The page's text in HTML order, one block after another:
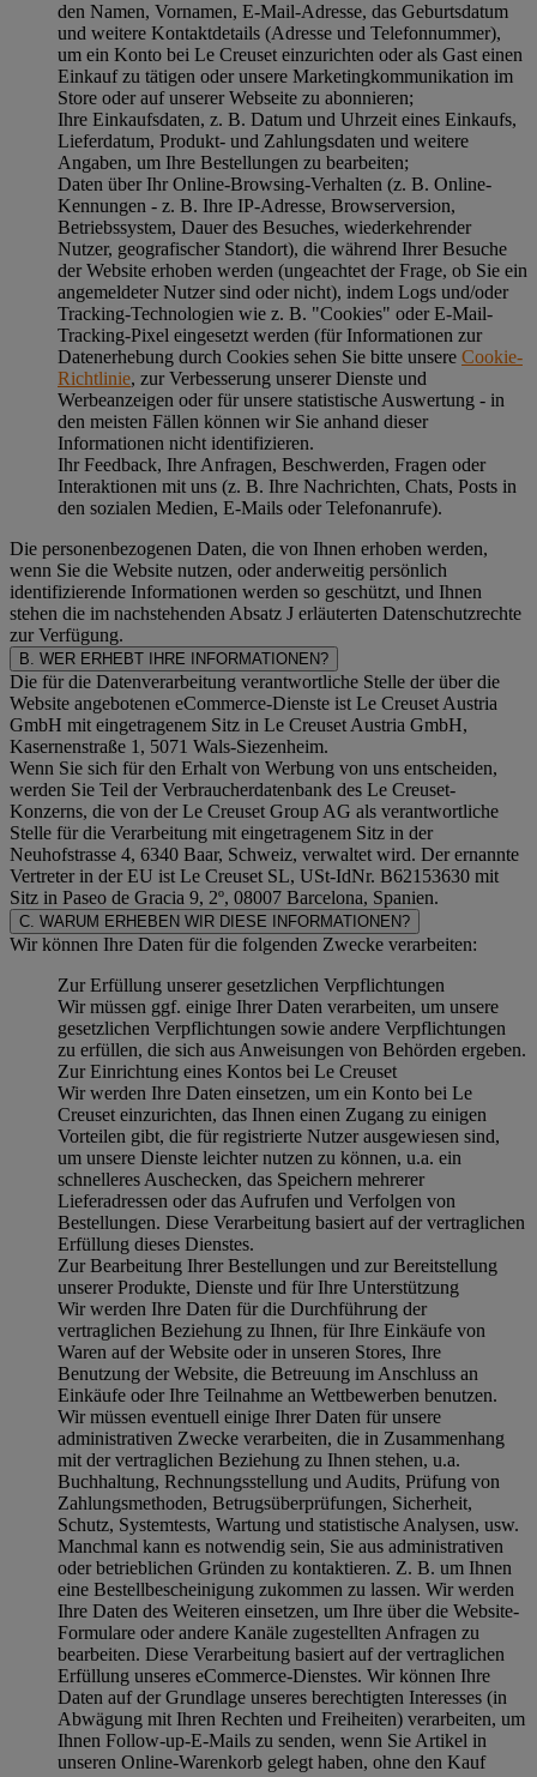
den Namen, Vornamen, E-Mail-Adresse, das Geburtsdatum
und weitere Kontaktdetails (Adresse und Telefonnummer),
um ein Konto bei Le Creuset einzurichten oder als Gast einen
Einkauf zu tätigen oder unsere Marketingkommunikation im
Store oder auf unserer Webseite zu abonnieren;
Ihre Einkaufsdaten, z. B. Datum und Uhrzeit eines Einkaufs,
Lieferdatum, Produkt- und Zahlungsdaten und weitere
Angaben, um Ihre Bestellungen zu bearbeiten;
Daten über Ihr Online-Browsing-Verhalten (z. B. Online-
Kennungen - z. B. Ihre IP-Adresse, Browserversion,
Betriebssystem, Dauer des Besuches, wiederkehrender
Nutzer, geografischer Standort), die während Ihrer Besuche
der Website erhoben werden (ungeachtet der Frage, ob Sie ein
angemeldeter Nutzer sind oder nicht), indem Logs und/oder
Tracking-Technologien wie z. B. "Cookies" oder E-Mail-
Tracking-Pixel eingesetzt werden (für Informationen zur
Datenerhebung durch Cookies sehen Sie bitte unsere Cookie-
Richtlinie, zur Verbesserung unserer Dienste und
Werbeanzeigen oder für unsere statistische Auswertung - in
den meisten Fällen können wir Sie anhand dieser
Informationen nicht identifizieren.
Ihr Feedback, Ihre Anfragen, Beschwerden, Fragen oder
Interaktionen mit uns (z. B. Ihre Nachrichten, Chats, Posts in
den sozialen Medien, E-Mails oder Telefonanrufe).
Die personenbezogenen Daten, die von Ihnen erhoben werden,
wenn Sie die Website nutzen, oder anderweitig persönlich
identifizierende Informationen werden so geschützt, und Ihnen
stehen die im nachstehenden Absatz J erläuterten Datenschutzrechte
zur Verfügung.
B. WER ERHEBT IHRE INFORMATIONEN?
Die für die Datenverarbeitung verantwortliche Stelle der über die
Website angebotenen eCommerce-Dienste ist Le Creuset Austria
GmbH mit eingetragenem Sitz in Le Creuset Austria GmbH,
Kasernenstraße 1, 5071 Wals-Siezenheim.
Wenn Sie sich für den Erhalt von Werbung von uns entscheiden,
werden Sie Teil der Verbraucherdatenbank des Le Creuset-
Konzerns, die von der Le Creuset Group AG als verantwortliche
Stelle für die Verarbeitung mit eingetragenem Sitz in der
Neuhofstrasse 4, 6340 Baar, Schweiz, verwaltet wird. Der ernannte
Vertreter in der EU ist Le Creuset SL, USt-IdNr. B62153630 mit
Sitz in Paseo de Gracia 9, 2º, 08007 Barcelona, Spanien.
C. WARUM ERHEBEN WIR DIESE INFORMATIONEN?
Wir können Ihre Daten für die folgenden Zwecke verarbeiten:
Zur Erfüllung unserer gesetzlichen Verpflichtungen
Wir müssen ggf. einige Ihrer Daten verarbeiten, um unsere
gesetzlichen Verpflichtungen sowie andere Verpflichtungen
zu erfüllen, die sich aus Anweisungen von Behörden ergeben.
Zur Einrichtung eines Kontos bei Le Creuset
Wir werden Ihre Daten einsetzen, um ein Konto bei Le
Creuset einzurichten, das Ihnen einen Zugang zu einigen
Vorteilen gibt, die für registrierte Nutzer ausgewiesen sind,
um unsere Dienste leichter nutzen zu können, u.a. ein
schnelleres Auschecken, das Speichern mehrerer
Lieferadressen oder das Aufrufen und Verfolgen von
Bestellungen. Diese Verarbeitung basiert auf der vertraglichen
Erfüllung dieses Dienstes.
Zur Bearbeitung Ihrer Bestellungen und zur Bereitstellung
unserer Produkte, Dienste und für Ihre Unterstützung
Wir werden Ihre Daten für die Durchführung der
vertraglichen Beziehung zu Ihnen, für Ihre Einkäufe von
Waren auf der Website oder in unseren Stores, Ihre
Benutzung der Website, die Betreuung im Anschluss an
Einkäufe oder Ihre Teilnahme an Wettbewerben benutzen.
Wir müssen eventuell einige Ihrer Daten für unsere
administrativen Zwecke verarbeiten, die in Zusammenhang
mit der vertraglichen Beziehung zu Ihnen stehen, u.a.
Buchhaltung, Rechnungsstellung und Audits, Prüfung von
Zahlungsmethoden, Betrugsüberprüfungen, Sicherheit,
Schutz, Systemtests, Wartung und statistische Analysen, usw.
Manchmal kann es notwendig sein, Sie aus administrativen
oder betrieblichen Gründen zu kontaktieren. Z. B. um Ihnen
eine Bestellbescheinigung zukommen zu lassen. Wir werden
Ihre Daten des Weiteren einsetzen, um Ihre über die Website-
Formulare oder andere Kanäle zugestellten Anfragen zu
bearbeiten. Diese Verarbeitung basiert auf der vertraglichen
Erfüllung unseres eCommerce-Dienstes. Wir können Ihre
Daten auf der Grundlage unseres berechtigten Interesses (in
Abwägung mit Ihren Rechten und Freiheiten) verarbeiten, um
Ihnen Follow-up-E-Mails zu senden, wenn Sie Artikel in
unseren Online-Warenkorb gelegt haben, ohne den Kauf